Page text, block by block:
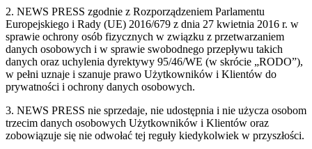
2. NEWS PRESS zgodnie z Rozporządzeniem Parlamentu
Europejskiego i Rady (UE) 2016/679 z dnia 27 kwietnia 2016 r. w
sprawie ochrony osób fizycznych w związku z przetwarzaniem
danych osobowych i w sprawie swobodnego przepływu takich
danych oraz uchylenia dyrektywy 95/46/WE (w skrócie „RODO”),
w pełni uznaje i szanuje prawo Użytkowników i Klientów do
prywatności i ochrony danych osobowych.
3. NEWS PRESS nie sprzedaje, nie udostępnia i nie użycza osobom
trzecim danych osobowych Użytkowników i Klientów oraz
zobowiązuje się nie odwołać tej reguły kiedykolwiek w przyszłości.